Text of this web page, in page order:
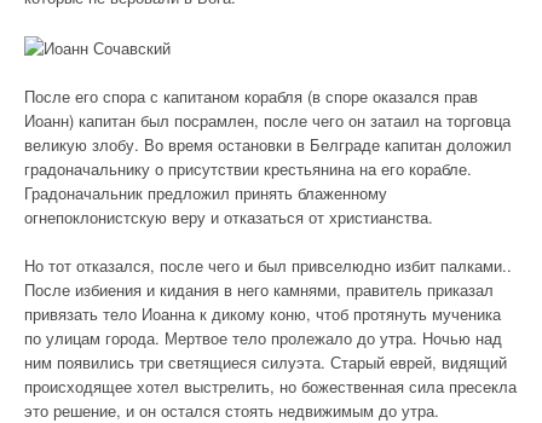
После его спора с капитаном корабля (в споре оказался прав
Иоанн) капитан был посрамлен, после чего он затаил на торговца
великую злобу. Во время остановки в Белграде капитан доложил
градоначальнику о присутствии крестьянина на его корабле.
Градоначальник предложил принять блаженному
огнепоклонистскую веру и отказаться от христианства.
Но тот отказался, после чего и был привселюдно избит палками..
После избиения и кидания в него камнями, правитель приказал
привязать тело Иоанна к дикому коню, чтоб протянуть мученика
по улицам города. Мертвое тело пролежало до утра. Ночью над
ним появились три светящиеся силуэта. Старый еврей, видящий
происходящее хотел выстрелить, но божественная сила пресекла
это решение, и он остался стоять недвижимым до утра.